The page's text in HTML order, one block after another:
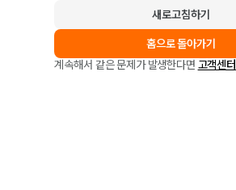
새로고침하기
홈으로 돌아가기
계속해서 같은 문제가 발생한다면 고객센터